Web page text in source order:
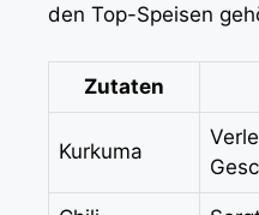
den Top-Speisen
Zutaten
Kurkuma